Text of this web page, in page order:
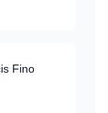
Fino